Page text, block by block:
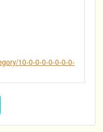
10-0-0-0-0-0-0-0-